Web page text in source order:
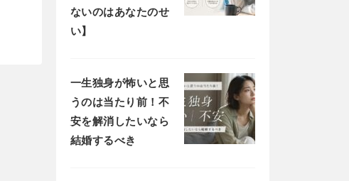
ないのはあなたのせ
い】
一生独身が怖いと思
うのは当たり前！不
安を解消したいなら
結婚するべき